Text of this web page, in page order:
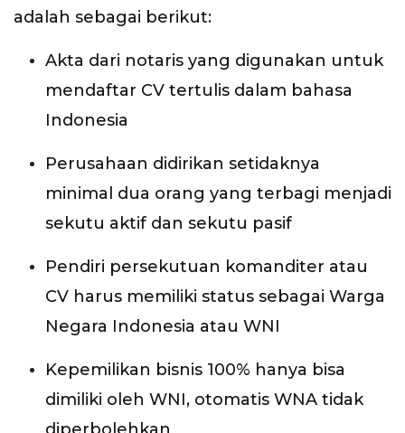
adalah sebagai berikut:
Akta dari notaris yang digunakan untuk
mendaftar CV tertulis dalam bahasa
Indonesia
Perusahaan didirikan setidaknya
minimal dua orang yang terbagi menjadi
sekutu aktif dan sekutu pasif
Pendiri persekutuan komanditer atau
CV harus memiliki status sebagai Warga
Negara Indonesia atau WNI
Kepemilikan bisnis 100% hanya bisa
dimiliki oleh WNI, otomatis WNA tidak